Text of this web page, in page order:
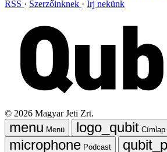
RSS
Szerzőinknek Írj nekünk
© 2026 Magyar Jeti Zrt.
Menü
Címlap
Podcast